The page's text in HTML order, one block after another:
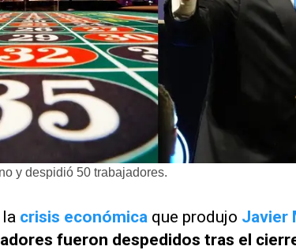
y despidió 50 trabajadores.
crisis económica que produjo Javier
fueron despedidos tras el